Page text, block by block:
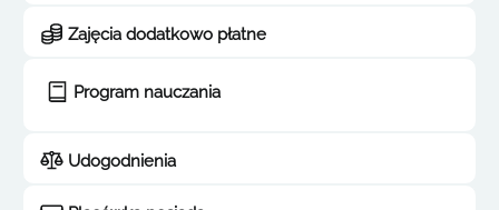
Zajęcia dodatkowo płatne
Program nauczania
Udogodnienia